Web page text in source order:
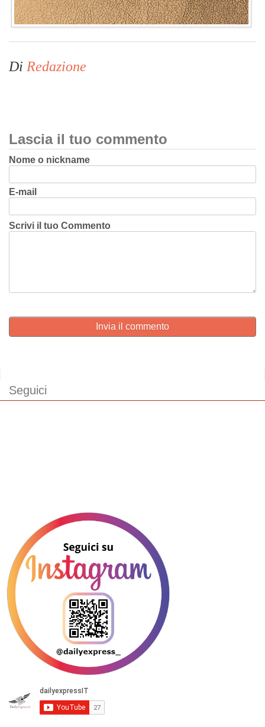
Di Redazione
Lascia il tuo commento
Nome o nickname
E-mail
Scrivi il tuo Commento
Invia il commento
Seguici